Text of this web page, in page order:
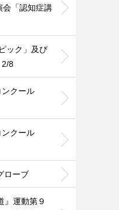
会「認知症講
ック」及び
2/8
ンクール
ンクール
ローブ
』運動第９